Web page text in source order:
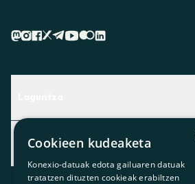
Centro de Ayuda
Aurkitu zerbitzurik egokiena zuretzat
Contacto
Albisteak
Albisteak
CATALAN
Cookieen kudeaketa
Konexio-datuak edota gailuaren datuak
tratatzen dituzten cookieak erabiltzen